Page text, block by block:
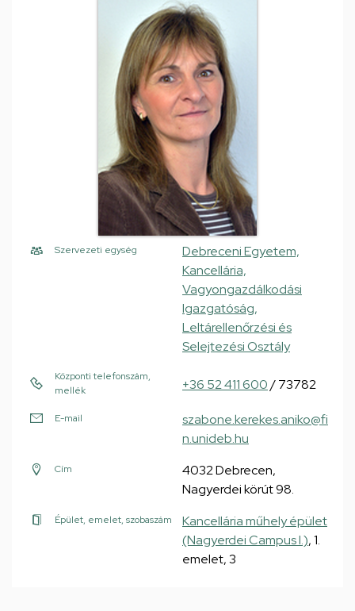
Szervezeti egység
Debreceni Egyetem,
Kancellária,
Vagyongazdálkodási
Igazgatóság,
Leltárellenőrzési és
Selejtezési Osztály
Központi telefonszám,
mellék
+36 52 411 600/ 73782
E-mail
szabone.kerekes.aniko@fi
n.unideb.hu
Cím
4032 Debrecen,
Nagyerdei körút 98.
Épület, emelet, szobaszám
Kancellária műhely épület
(Nagyerdei Campus I.), 1.
emelet, 3